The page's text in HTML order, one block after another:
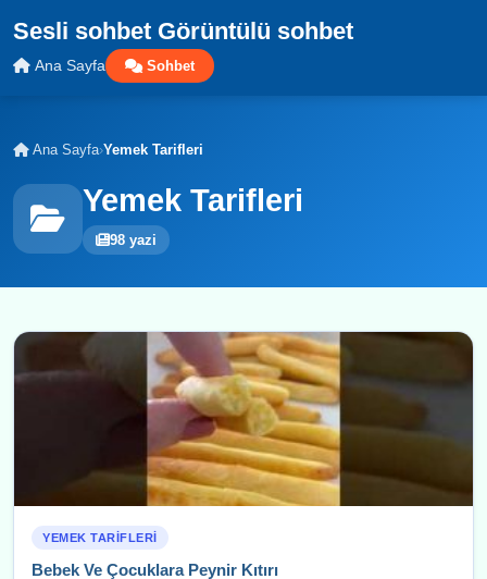
Sesli sohbet Görüntülü sohbet
Ana Sayfa Sohbet
Ana Sayfa›Yemek Tarifleri
Yemek Tarifleri
98 yazi
YEMEK TARIFLERI
Bebek Ve Çocuklara Peynir Kıtırı